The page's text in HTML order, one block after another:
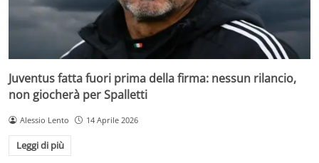
Juventus fatta fuori prima della firma: nessun rilancio,
non giocherà per Spalletti
Alessio Lento 14 Aprile 2026
Leggi di più